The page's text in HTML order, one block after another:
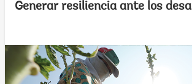
Generar resiliencia ante los